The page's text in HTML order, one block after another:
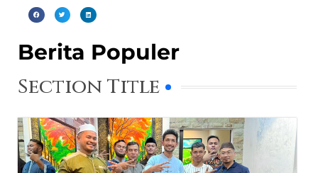
Berita Populer
Section Title